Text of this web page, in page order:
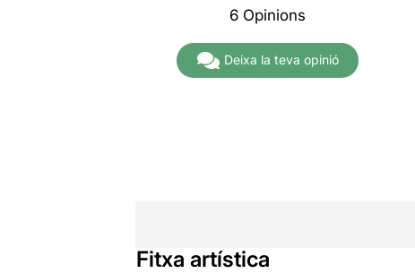
6 Opinions
Deixa la teva opinió
Fitxa artística